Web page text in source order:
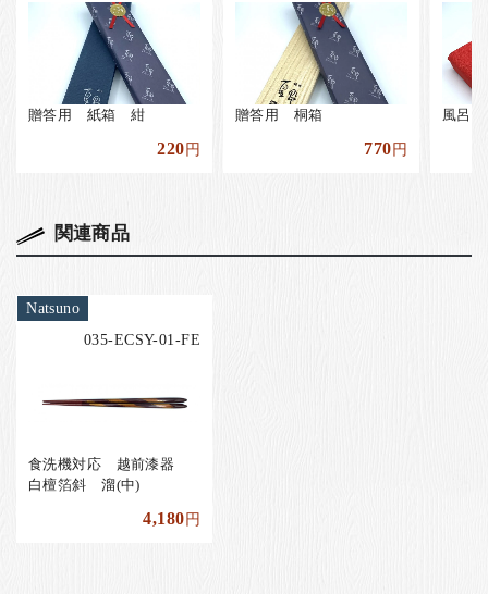
贈答用 紙箱 紺
220円
贈答用 桐箱
770円
風呂
関連商品
Natsuno
035-ECSY-01-FE
食洗機対応 越前漆器
白檀箔斜 溜(中)
4,180円